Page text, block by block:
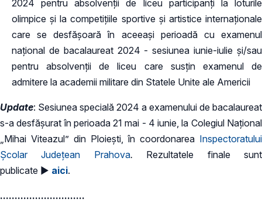
2024 pentru absolvenții de liceu participanți la loturile
olimpice și la competițiile sportive și artistice internaționale
care se desfășoară în aceeași perioadă cu examenul
național de bacalaureat 2024 - sesiunea iunie-iulie și/sau
pentru absolvenții de liceu care susțin examenul de
admitere la academii militare din Statele Unite ale Americii
Update: Sesiunea specială 2024 a examenului de bacalaureat
s-a desfășurat în perioada 21 mai - 4 iunie, la Colegiul Național
„Mihai Viteazul” din Ploiești, în coordonarea Inspectoratului
Școlar Județean Prahova. Rezultatele finale sunt
publicate ► aici.
.............................